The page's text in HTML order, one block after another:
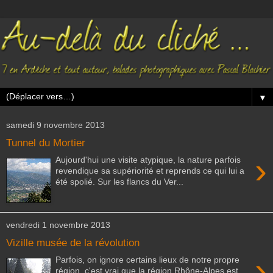
▼
samedi 9 novembre 2013
Tunnel du Mortier
›
Aujourd'hui une visite atypique, la nature parfois
revendique sa supériorité et reprends ce qui lui a
été spolié. Sur les flancs du Ver...
vendredi 1 novembre 2013
Vizille musée de la révolution
Parfois, on ignore certains lieux de notre propre
région, c'est vrai que la région Rhône-Alpes est